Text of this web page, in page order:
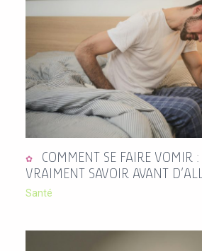
COMMENT SE FAIRE VOMIR
VRAIMENT SAVOIR AVANT
Santé